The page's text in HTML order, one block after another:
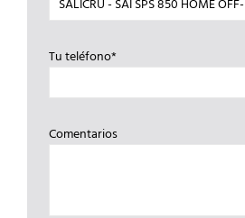
Tu teléfono*
Comentarios